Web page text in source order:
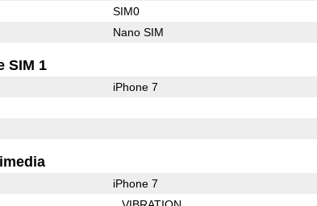
SIM0
Nano SIM
SIM 1
iPhone 7
iPhone 7